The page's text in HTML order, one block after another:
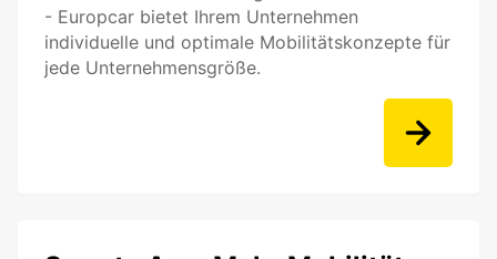
- Europcar bietet Ihrem Unternehmen
individuelle und optimale Mobilitätskonzepte für
jede Unternehmensgröße.